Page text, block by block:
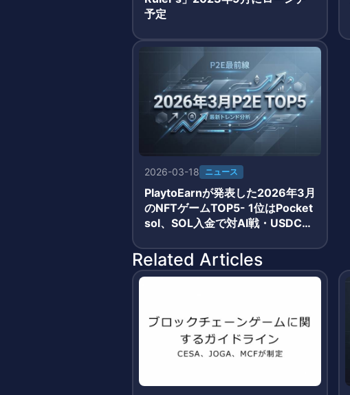
予定
2026-03-18 ニュース
PlaytoEarnが発表した2026年3月
のNFTゲームTOP5- 1位はPocket
sol、SOL入金で対AI戦・USDC報
Related Articles